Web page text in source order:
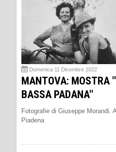
Domenica 11 Dicembre 2022
MANTOVA: MOSTRA
BASSA PADANA''
Fotografie di Giuseppe Morandi.
Piadena